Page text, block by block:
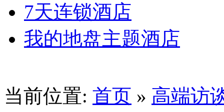
7天连锁酒店
我的地盘主题酒店
当前位置: 首页 » 高端访